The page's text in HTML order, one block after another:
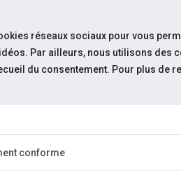
ESPACE
conforme
réseaux sociaux pour vous
Par ailleurs, nous utilisons des
du consentement. Pour plus de